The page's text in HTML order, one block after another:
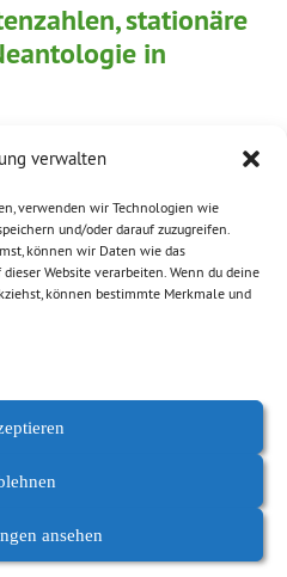
verwalten
verwenden wir Technologien wie
und/oder darauf zuzugreifen.
können wir Daten wie das
Website verarbeiten. Wenn du deine
können bestimmte Merkmale und
ansehen
stationäre
in